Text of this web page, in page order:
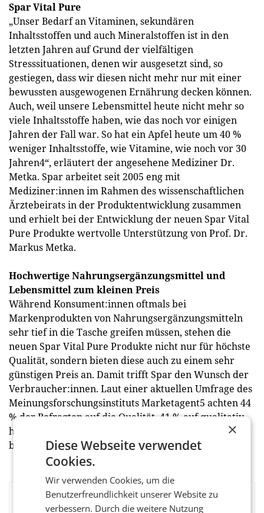
Spar Vital Pure
„Unser Bedarf an Vitaminen, sekundären
Inhaltsstoffen und auch Mineralstoffen ist in den
letzten Jahren auf Grund der vielfältigen
Stresssituationen, denen wir ausgesetzt sind, so
gestiegen, dass wir diesen nicht mehr nur mit einer
bewussten ausgewogenen Ernährung decken können.
Auch, weil unsere Lebensmittel heute nicht mehr so
viele Inhaltsstoffe haben, wie das noch vor einigen
Jahren der Fall war. So hat ein Apfel heute um 40 %
weniger Inhaltsstoffe, wie Vitamine, wie noch vor 30
Jahren4“, erläutert der angesehene Mediziner Dr.
Metka. Spar arbeitet seit 2005 eng mit
Mediziner:innen im Rahmen des wissenschaftlichen
Ärztebeirats in der Produktentwicklung zusammen
und erhielt bei der Entwicklung der neuen Spar Vital
Pure Produkte wertvolle Unterstützung von Prof. Dr.
Markus Metka.
Hochwertige Nahrungsergänzungsmittel und
Lebensmittel zum kleinen Preis
Während Konsument:innen oftmals bei
Markenprodukten von Nahrungsergänzungsmitteln
sehr tief in die Tasche greifen müssen, stehen die
neuen Spar Vital Pure Produkte nicht nur für höchste
Qualität, sondern bieten diese auch zu einem sehr
günstigen Preis an. Damit trifft Spar den Wunsch der
Verbraucher:innen. Laut einer aktuellen Umfrage des
Meinungsforschungsinstituts Marketagent5 achten 44
% der Befragten auf die Qualität, 41 % auf qualitativ
hochwertige Inhaltsstoffe und 32 % auf den Preis
beim Kauf von Nahrungsergänzungsmitteln. (red)
BEWERTEN SIE DIESEN ARTIKEL
×
Diese Webseite verwendet
Cookies.
Wir verwenden Cookies, um die
Benutzerfreundlichkeit unserer Website zu
verbessern. Durch die weitere Nutzung